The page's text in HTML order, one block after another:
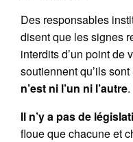
Des responsables
disent que les signes
interdits d’un point de
soutiennent qu’ils
n’est ni l’un ni l’autre.
Il n’y a pas de
floue que chacune et